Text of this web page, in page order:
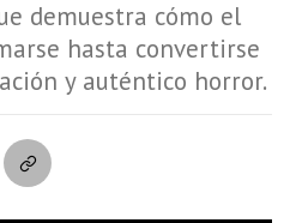
demuestra cómo el
hasta convertirse
y auténtico horror.